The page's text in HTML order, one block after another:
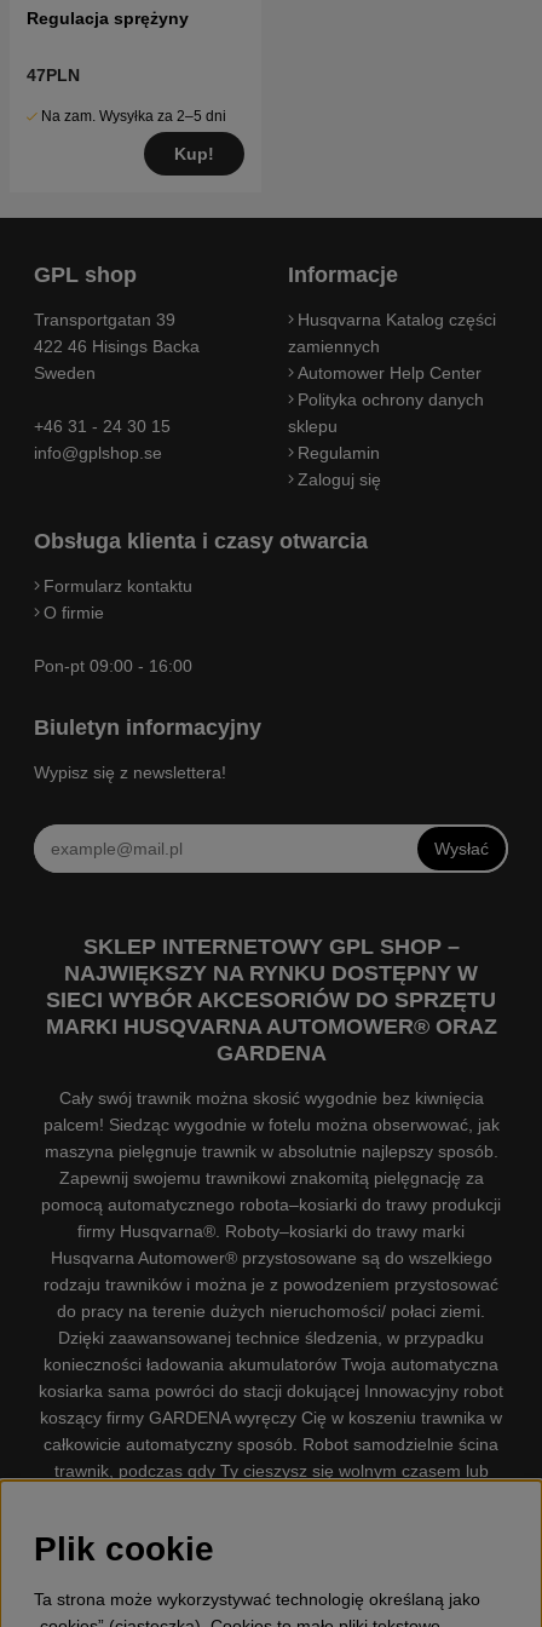
Regulacja sprężyny
47PLN
Na zam. Wysyłka za 2–5 dni
Kup!
GPL shop
Transportgatan 39
422 46 Hisings Backa
Sweden
+46 31 - 24 30 15
info@gplshop.se
Informacje
Husqvarna Katalog części
zamiennych
Automower Help Center
Polityka ochrony danych
sklepu
Regulamin
Zaloguj się
Obsługa klienta i czasy otwarcia
Formularz kontaktu
O firmie
Pon-pt 09:00 - 16:00
Biuletyn informacyjny
Wypisz się z newslettera!
Wysłać
SKLEP INTERNETOWY GPL SHOP –
NAJWIĘKSZY NA RYNKU DOSTĘPNY W
SIECI WYBÓR AKCESORIÓW DO SPRZĘTU
MARKI HUSQVARNA AUTOMOWER® ORAZ
GARDENA
Cały swój trawnik można skosić wygodnie bez kiwnięcia
palcem! Siedząc wygodnie w fotelu można obserwować, jak
maszyna pielęgnuje trawnik w absolutnie najlepszy sposób.
Zapewnij swojemu trawnikowi znakomitą pielęgnację za
pomocą automatycznego robota–kosiarki do trawy produkcji
firmy Husqvarna®. Roboty–kosiarki do trawy marki
Husqvarna Automower® przystosowane są do wszelkiego
rodzaju trawników i można je z powodzeniem przystosować
do pracy na terenie dużych nieruchomości/ połaci ziemi.
Dzięki zaawansowanej technice śledzenia, w przypadku
konieczności ładowania akumulatorów Twoja automatyczna
kosiarka sama powróci do stacji dokującej Innowacyjny robot
koszący firmy GARDENA wyręczy Cię w koszeniu trawnika w
całkowicie automatyczny sposób. Robot samodzielnie ścina
trawnik, podczas gdy Ty cieszysz się wolnym czasem lub
dostępną na rynku. Firma nasza dysponuje. Gplshop
ochronna, Wykaszarki, Podkaszarki, Nożyce do żywopłotów,
Plik cookie
Ta strona może wykorzystywać technologię określaną jako